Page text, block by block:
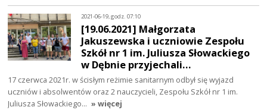
2021-06-19, godz. 07:10
[19.06.2021] Małgorzata
Jakuszewska i uczniowie Zespołu
Szkół nr 1 im. Juliusza Słowackiego
w Dębnie przyjechali…
17 czerwca 2021r. w ścisłym reżimie sanitarnym odbył się wyjazd
uczniów i absolwentów oraz 2 nauczycieli, Zespołu Szkół nr 1 im.
Juliusza Słowackiego… » więcej